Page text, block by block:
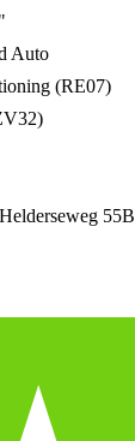
Auto
(RE07)
Helderseweg 55B